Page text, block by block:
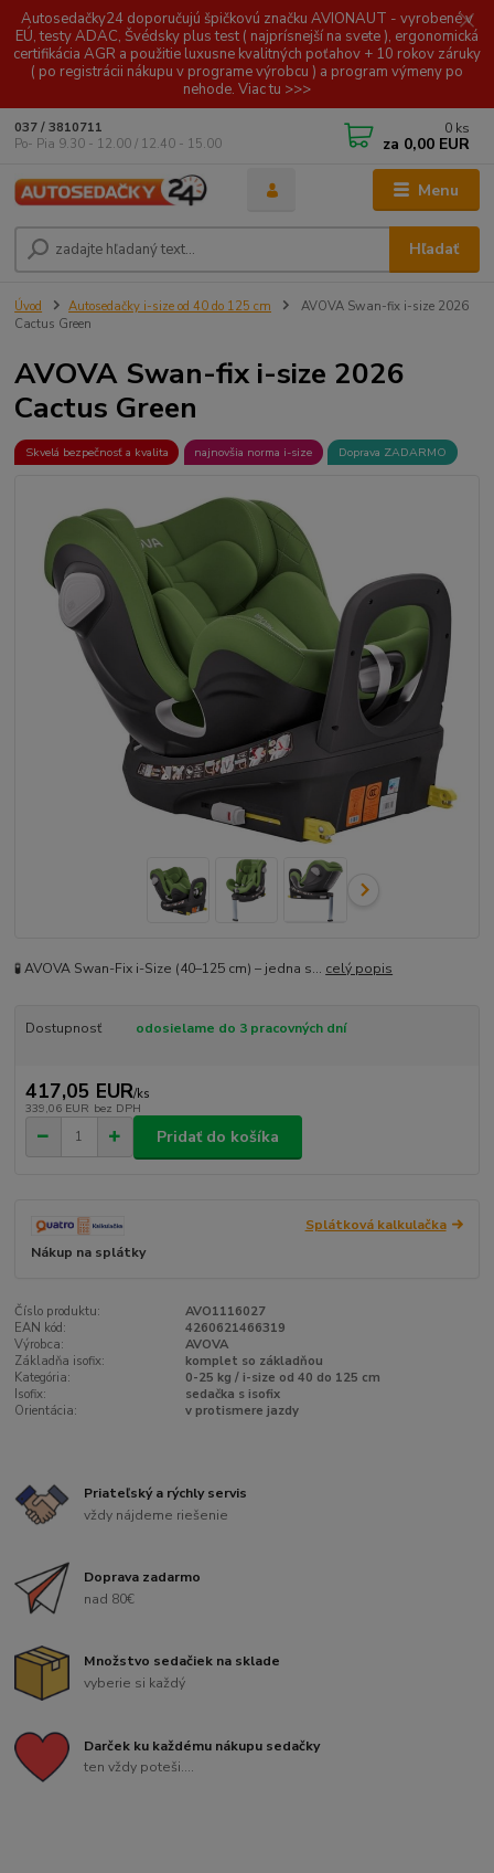
Autosedačky24 doporučujú špičkovú značku AVIONAUT - vyrobené v
EÚ, testy ADAC, Švédsky plus test ( najprísnejší na svete ), ergonomická
certifikácia AGR a použitie luxusne kvalitných poťahov + 10 rokov záruky
( po registrácii nákupu v programe výrobcu ) a program výmeny po
nehode. Viac tu >>>
Menu
Hľadať
037 / 3810711
Po- Pia 9.30 - 12.00 / 12.40 - 15.00
0 ks
za 0,00 EUR
Úvod Autosedačky i-size od 40 do 125 cm
AVOVA Swan-fix i-size 2026
Cactus Green
AVOVA Swan-fix i-size 2026
Cactus Green
Skvelá bezpečnosť a kvalita najnovšia norma i-size Doprava ZADARMO
🧪 AVOVA Swan-Fix i-Size (40–125 cm) – jedna s... celý popis
Dostupnosť odosielame do 3 pracovných dní
417,05 EUR/ks
339,06 EUR bez DPH
Pridať do košíka
Splátková kalkulačka
Nákup na splátky
Číslo produktu:
AVO1116027
EAN kód:
4260621466319
Výrobca:
AVOVA
Základňa isofix:
komplet so základňou
Kategória:
0-25 kg / i-size od 40 do 125 cm
Isofix:
sedačka s isofix
Orientácia:
v protismere jazdy
Priateľský a rýchly servis
vždy nájdeme riešenie
Doprava zadarmo
nad 80€
Množstvo sedačiek na sklade
vyberie si každý
Darček ku každému nákupu sedačky
ten vždy poteši....